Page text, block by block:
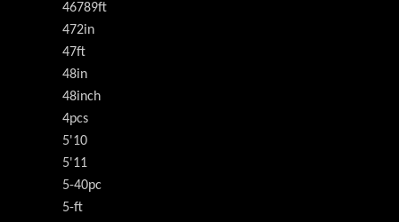
46789ft
472in
47ft
48in
48inch
4pcs
5'10
5'11
5-40pc
5-ft